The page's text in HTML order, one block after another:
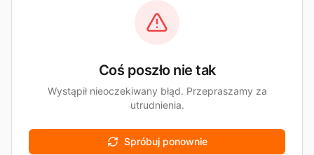
Coś poszło nie tak
Wystąpił nieoczekiwany błąd. Przepraszamy za
utrudnienia.
Spróbuj ponownie